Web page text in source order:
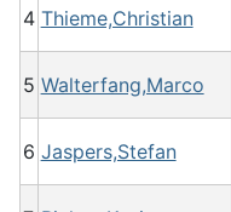
4 Thieme,Christian
5 Walterfang,Marco
6 Jaspers,Stefan